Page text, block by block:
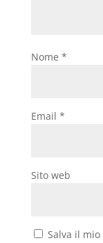
Nome *
Email *
Sito web
Salva il